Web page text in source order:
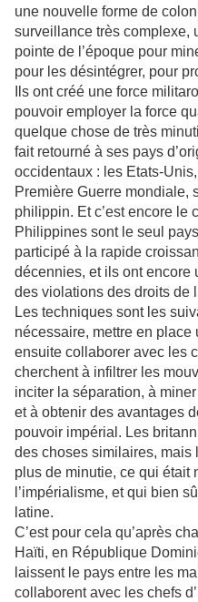
une nouvelle forme de
surveillance très complexe,
pointe de l’époque pour
pour les désintégrer, pour
Ils ont créé une force
pouvoir employer la force
quelque chose de très
fait retourné à ses pays
occidentaux : les Etats-
Première Guerre mondiale,
philippin. Et c’est encore le
Philippines sont le seul
participé à la rapide
décennies, et ils ont encore
des violations des droits de
Les techniques sont les
nécessaire, mettre en
ensuite collaborer avec les
cherchent à infiltrer les
inciter la séparation, à
et à obtenir des avantages
pouvoir impérial. Les
des choses similaires, mais
plus de minutie, ce qui était
l’impérialisme, et qui bien
latine.
C’est pour cela qu’après
Haïti, en République
laissent le pays entre les
collaborent avec les chefs